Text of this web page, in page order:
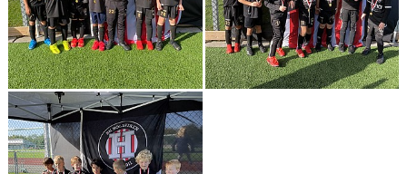
GÅBOLL
PROJEKT
DOMARE
GYMKORT NORDIC WELLNESS